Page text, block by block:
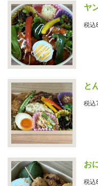
ヤ
税
と
税
お
税